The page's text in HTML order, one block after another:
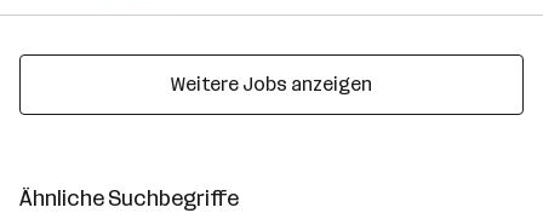
Weitere Jobs anzeigen
Ähnliche Suchbegriffe